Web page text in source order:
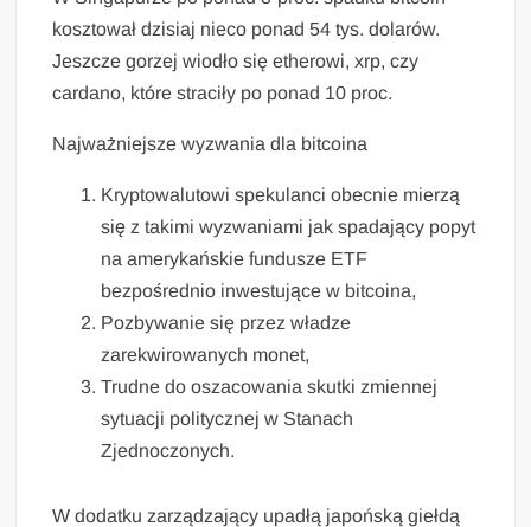
kosztował dzisiaj nieco ponad 54 tys. dolarów.
Jeszcze gorzej wiodło się etherowi, xrp, czy
cardano, które straciły po ponad 10 proc.
Najważniejsze wyzwania dla bitcoina
Kryptowalutowi spekulanci obecnie mierzą
się z takimi wyzwaniami jak spadający popyt
na amerykańskie fundusze ETF
bezpośrednio inwestujące w bitcoina,
Pozbywanie się przez władze
zarekwirowanych monet,
Trudne do oszacowania skutki zmiennej
sytuacji politycznej w Stanach
Zjednoczonych.
W dodatku zarządzający upadłą japońską giełdą